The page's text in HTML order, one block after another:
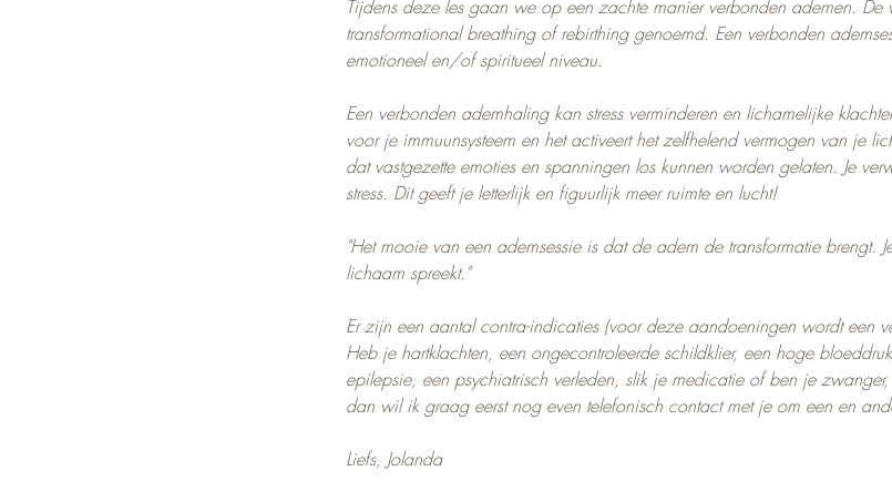
Tijdens deze les gaan we op een zachte manier verbonden ademen.
transformational breathing of rebirthing genoemd. Een verbonden
emotioneel en/of spiritueel niveau.
Een verbonden ademhaling kan stress verminderen en lichamelijke
voor je immuunsysteem en het activeert het zelfhelend vermogen van je
dat vastgezette emoties en spanningen los kunnen worden gelaten. Je
stress. Dit geeft je letterlijk en figuurlijk meer ruimte en lucht!
"Het mooie van een ademsessie is dat de adem de transformatie brengt.
lichaam spreekt."
Er zijn een aantal contra-indicaties (voor deze aandoeningen wordt een
Heb je hartklachten, een ongecontroleerde schildklier, een hoge
epilepsie, een psychiatrisch verleden, slik je medicatie of ben je
dan wil ik graag eerst nog even telefonisch contact met je om een en
Liefs, Jolanda